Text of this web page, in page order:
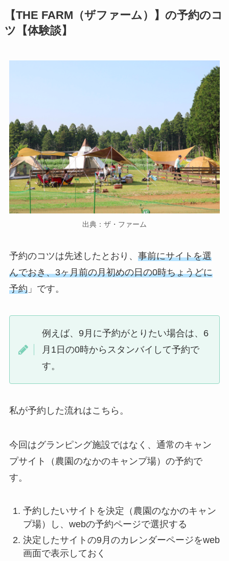
【THE FARM（ザファーム）】 の予約のコ
ツ【体験談】
出典：ザ・ファーム
予約のコツは先述したとおり、 事前にサイトを選
んでおき、3ヶ月前の月初めの日の0時ちょうどに
予約」です。
例えば、9月に予約がとりたい場合は、6
月1日の0時からスタンバイして予約で
す。
私が予約した流れはこちら。
今回はグランピング施設ではなく、通常のキャン
プサイト（農園のなかのキャンプ場）の予約で
す。
予約したいサイトを決定（農園のなかのキャン
プ場）し、webの予約ページで選択する
決定したサイトの9月のカレンダーページをweb
画面で表示しておく